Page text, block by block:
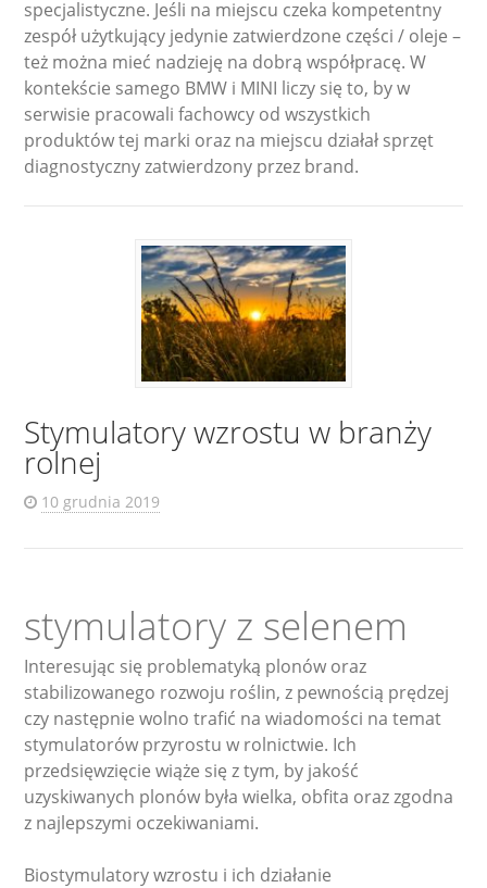
specjalistyczne. Jeśli na miejscu czeka kompetentny
zespół użytkujący jedynie zatwierdzone części / oleje –
też można mieć nadzieję na dobrą współpracę. W
kontekście samego BMW i MINI liczy się to, by w
serwisie pracowali fachowcy od wszystkich
produktów tej marki oraz na miejscu działał sprzęt
diagnostyczny zatwierdzony przez brand.
Stymulatory wzrostu w branży
rolnej
10 grudnia 2019
stymulatory z selenem
Interesując się problematyką plonów oraz
stabilizowanego rozwoju roślin, z pewnością prędzej
czy następnie wolno trafić na wiadomości na temat
stymulatorów przyrostu w rolnictwie. Ich
przedsięwzięcie wiąże się z tym, by jakość
uzyskiwanych plonów była wielka, obfita oraz zgodna
z najlepszymi oczekiwaniami.
Biostymulatory wzrostu i ich działanie